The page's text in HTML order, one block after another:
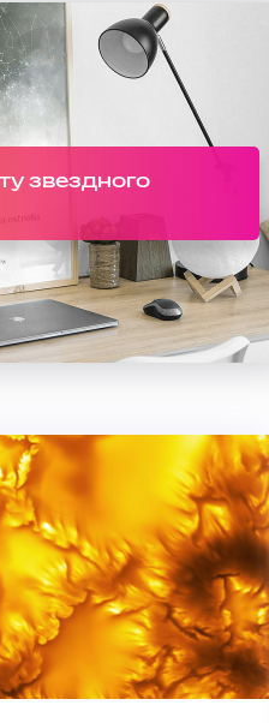
звездного